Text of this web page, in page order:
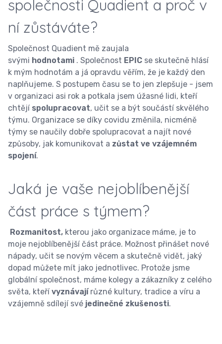
společnosti Quadient a proč v
ní zůstáváte?
Společnost Quadient mě zaujala
svými hodnotami . Společnost EPIC se skutečně hlásí
k mým hodnotám a já opravdu věřím, že je každý den
naplňujeme. S postupem času se to jen zlepšuje - jsem
v organizaci asi rok a potkala jsem úžasné lidi, kteří
chtějí spolupracovat, učit se a být součástí skvělého
týmu. Organizace se díky covidu změnila, nicméně
týmy se naučily dobře spolupracovat a najít nové
způsoby, jak komunikovat a zůstat ve vzájemném
spojení.
Jaká je vaše nejoblíbenější
část práce s týmem?
Rozmanitost, kterou jako organizace máme, je to
moje nejoblíbenější část práce. Možnost přinášet nové
nápady, učit se novým věcem a skutečně vidět, jaký
dopad můžete mít jako jednotlivec. Protože jsme
globální společnost, máme kolegy a zákazníky z celého
světa, kteřívyznávajírůzné kultury, tradice a víru a
vzájemně sdílejí své jedinečné zkušenosti.